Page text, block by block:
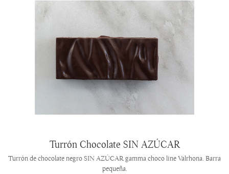
Turrón Chocolate SIN AZÚCAR
Turrón de chocolate negro SIN AZÚCAR gamma choco line Valrhona. Barra
pequeña.